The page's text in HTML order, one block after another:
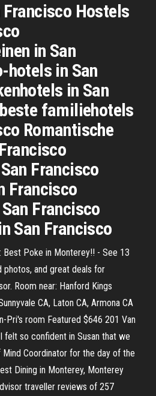
Hostels
in San
hotels in San
in San
familiehotels
Romantische
Francisco
Francisco
Francisco
San Francisco
Best Poke in Monterey!! - See 13
and great deals for
Room near: Hanford Kings
CA, Laton CA, Armona CA
Pri's room Featured $646 201 Van
felt so confident in Susan that we
Coordinator for the day of the
Dining in Monterey, Monterey
traveller reviews of 257